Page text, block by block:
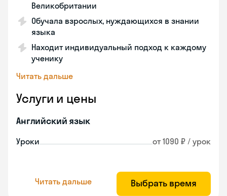
Великобритании
Обучала взрослых, нуждающихся в знании
языка
Находит индивидуальный подход к каждому
ученику
Читать дальше
Услуги и цены
Английский язык
Уроки от 1090 ₽ / урок
Читать дальше Выбрать время